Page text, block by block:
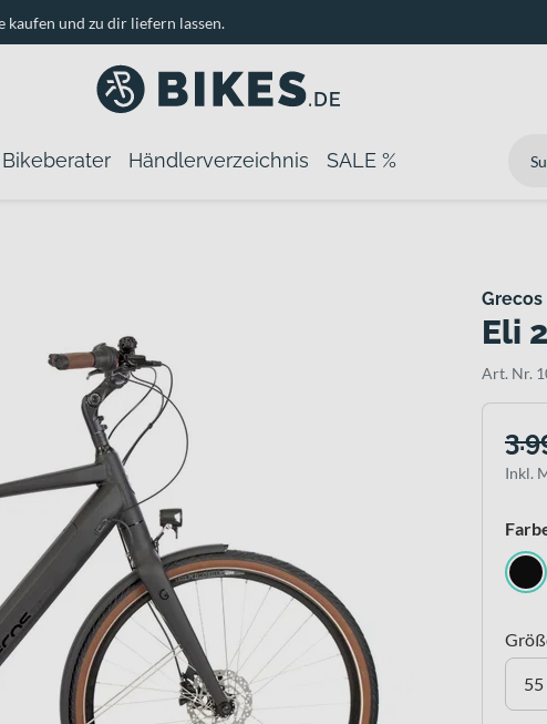
kaufen und zu dir liefern lassen.
Bikeberater Händlerverzeichnis SALE %
Grecos
Eli
Art. Nr.
Inkl.
55